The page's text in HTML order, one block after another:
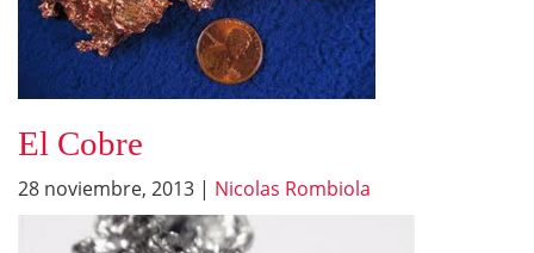
El Cobre
28 noviembre, 2013 | Nicolas Rombiola